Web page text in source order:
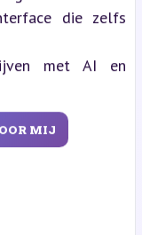
die zelfs
met AI en
MIJ